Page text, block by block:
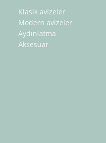
Klasik avizeler
Modern avizeler
Aydınlatma
Aksesuar